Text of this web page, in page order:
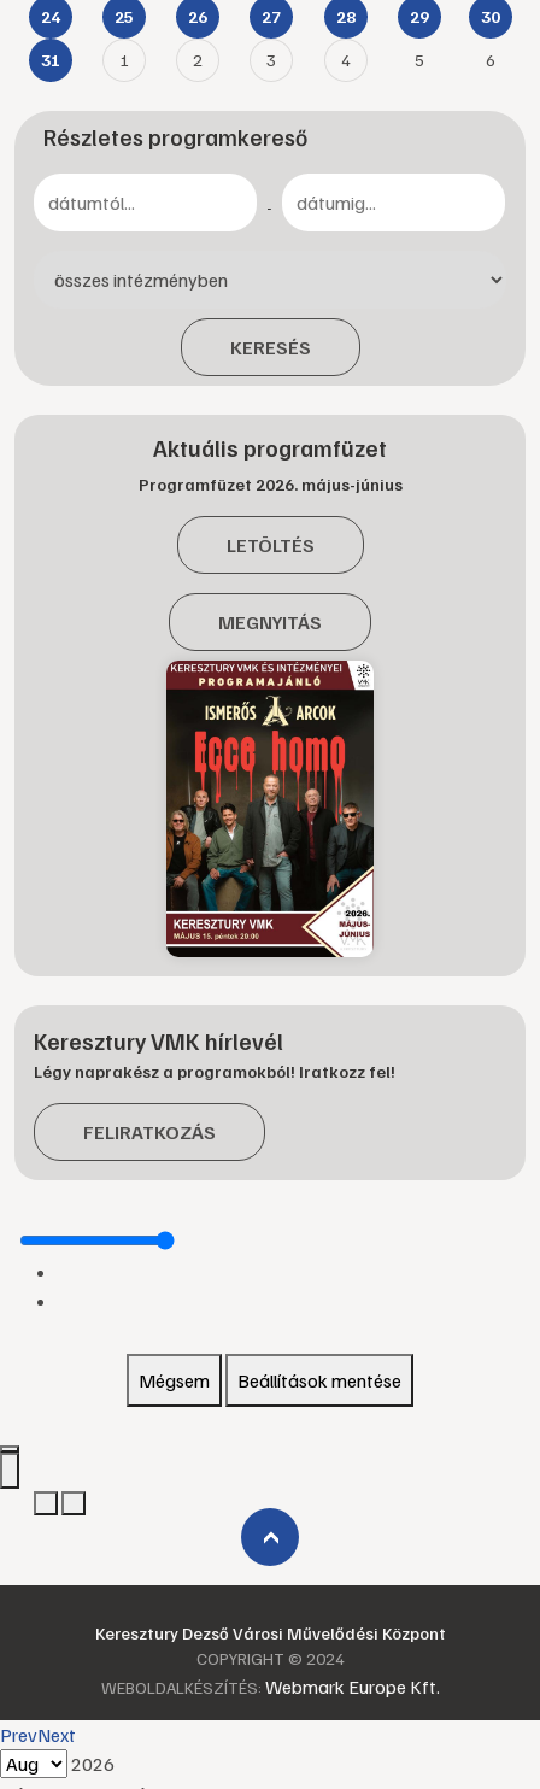
24 25 26 27 28 29 30
31 1 2 3 4 5 6
Részletes programkereső
-
KERESÉS
Aktuális programfüzet
Programfüzet 2026. május-június
LETÖLTÉS
MEGNYITÁS
Keresztury VMK hírlevél
Légy naprakész a programokból! Iratkozz fel!
FELIRATKOZÁS
Mégsem Beállítások mentése
›
Keresztury Dezső Városi Művelődési Központ
COPYRIGHT © 2024
WEBOLDALKÉSZÍTÉS: Webmark Europe Kft.
PrevNext
2026